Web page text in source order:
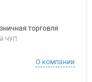
торговля
ЧУП
О компании